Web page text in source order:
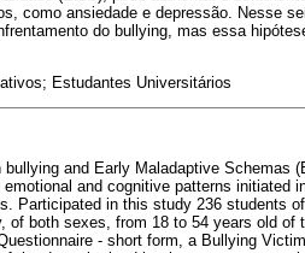
como ansiedade e depressão. Nesse
do bullying, mas essa
Estudantes Universitários
and Early Maladaptive Schemas
and cognitive patterns initiated
Participated in this study 236 students
of both sexes, from 18 to 54 years old of
- short form, a Bullying